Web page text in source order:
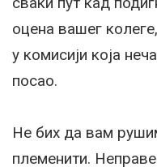
оцена вашег
у комисији која
посао.
Не бих да вам
племенити.